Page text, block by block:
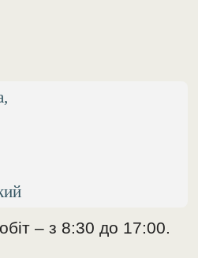
– з 8:30 до 17:00.